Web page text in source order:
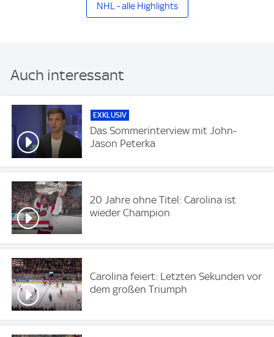
NHL - alle Highlights
Auch interessant
EXKLUSIV
Das Sommerinterview mit John-
Jason Peterka
20 Jahre ohne Titel: Carolina ist
wieder Champion
Carolina feiert: Letzten Sekunden vor
dem großen Triumph